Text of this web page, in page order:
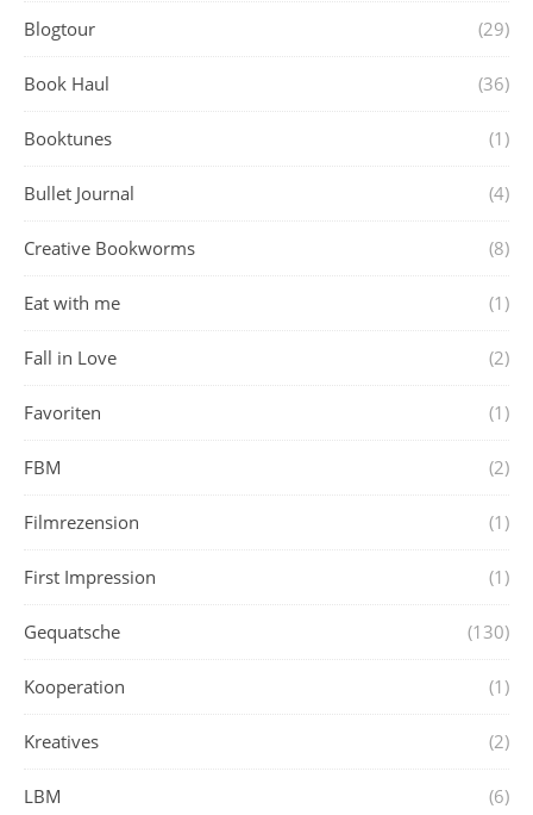
Blogtour (29)
Book Haul (36)
Booktunes (1)
Bullet Journal (4)
Creative Bookworms (8)
Eat with me (1)
Fall in Love (2)
Favoriten (1)
FBM (2)
Filmrezension (1)
First Impression (1)
Gequatsche (130)
Kooperation (1)
Kreatives (2)
LBM (6)